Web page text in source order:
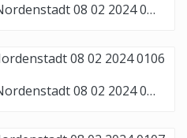
Hexenball Wiesbaden-Nordenstadt 08 02 2024 0105
Hexenball Wiesbaden-Nordenstadt 08 02 2024 0106